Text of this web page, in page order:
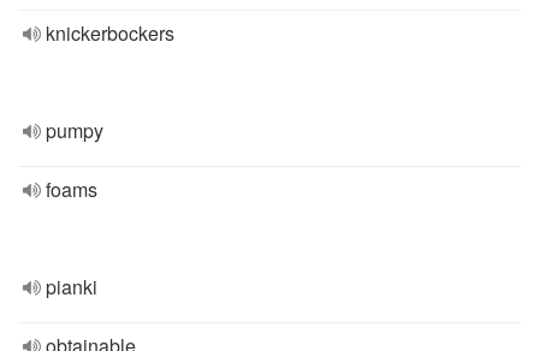
knickerbockers
pumpy
foams
pianki